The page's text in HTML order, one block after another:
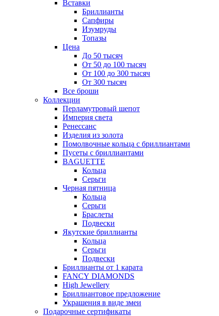
Вставки
Бриллианты
Сапфиры
Изумруды
Топазы
Цена
До 50 тысяч
От 50 до 100 тысяч
От 100 до 300 тысяч
От 300 тысяч
Все броши
Коллекции
Перламутровый шепот
Империя света
Ренессанс
Изделия из золота
Помолвочные кольца с бриллиантами
Пусеты с бриллиантами
BAGUETTE
Кольца
Серьги
Черная пятница
Кольца
Серьги
Браслеты
Подвески
Якутские бриллианты
Кольца
Серьги
Подвески
Бриллианты от 1 карата
FANCY DIAMONDS
High Jewellery
Бриллиантовое предложение
Украшения в виде змеи
Подарочные сертификаты